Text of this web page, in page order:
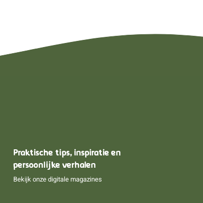
Praktische tips, inspiratie en
persoonlijke verhalen
Bekijk onze digitale magazines